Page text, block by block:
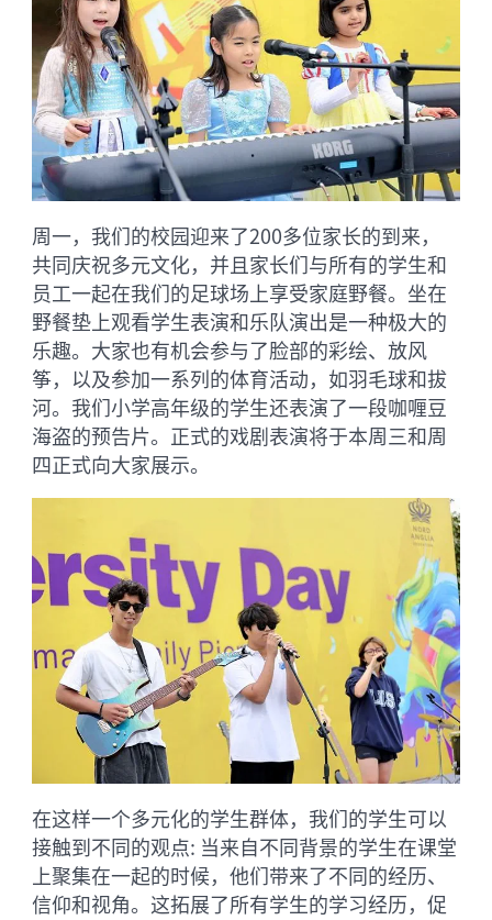
周一，我们的校园迎来了200多位家长的到来，
共同庆祝多元文化，并且家长们与所有的学生和
员工一起在我们的足球场上享受家庭野餐。坐在
野餐垫上观看学生表演和乐队演出是一种极大的
乐趣。大家也有机会参与了脸部的彩绘、放风
筝，以及参加一系列的体育活动，如羽毛球和拔
河。我们小学高年级的学生还表演了一段咖喱豆
海盗的预告片。正式的戏剧表演将于本周三和周
四正式向大家展示。
在这样一个多元化的学生群体，我们的学生可以
接触到不同的观点: 当来自不同背景的学生在课堂
上聚集在一起的时候，他们带来了不同的经历、
信仰和视角。这拓展了所有学生的学习经历，促